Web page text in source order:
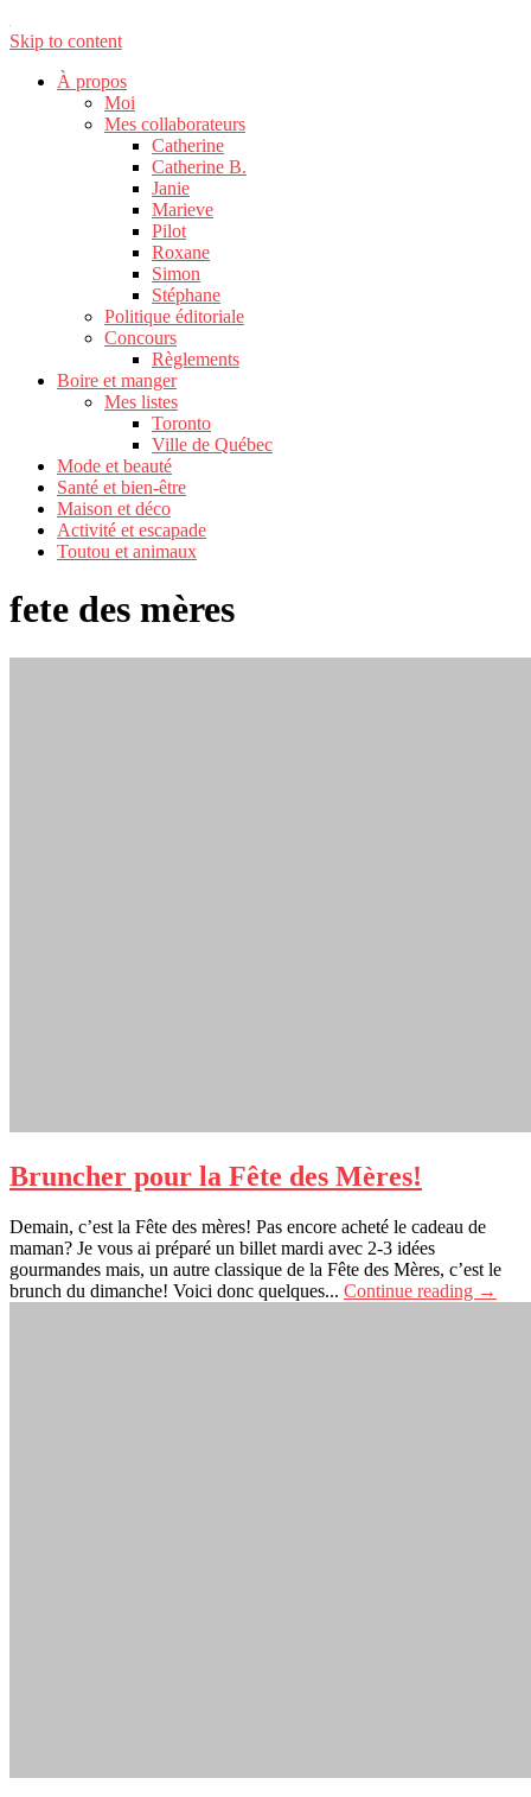
Skip to content
À propos
Moi
Mes collaborateurs
Catherine
Catherine B.
Janie
Marieve
Pilot
Roxane
Simon
Stéphane
Politique éditoriale
Concours
Règlements
Boire et manger
Mes listes
Toronto
Ville de Québec
Mode et beauté
Santé et bien-être
Maison et déco
Activité et escapade
Toutou et animaux
fete des mères
Bruncher pour la Fête des Mères!
Demain, c’est la Fête des mères! Pas encore acheté le cadeau de
maman? Je vous ai préparé un billet mardi avec 2-3 idées
gourmandes mais, un autre classique de la Fête des Mères, c’est le
brunch du dimanche! Voici donc quelques... Continue reading →